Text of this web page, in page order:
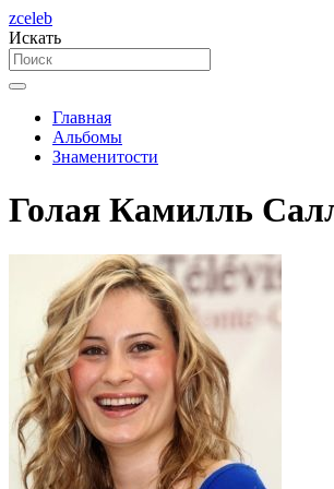
zceleb
Искать
Главная
Альбомы
Знаменитости
Голая Камилль